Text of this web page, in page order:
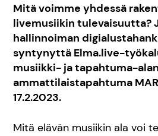
Mitä voimme yhdessä
livemusiikin tulevaisuutta?
hallinnoiman
syntynyttä Elma.live-
musiikki- ja tapahtuma-alan
ammattilaistapahtuma
17.2.2023.
Mitä elävän musiikin ala voi